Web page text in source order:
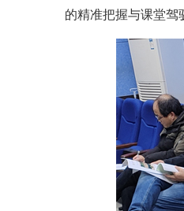
的精准把握与课堂驾